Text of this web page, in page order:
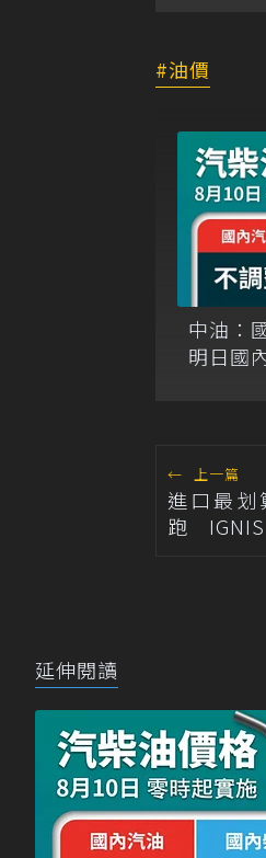
油價
中油：
明日國
← 上一篇
進口最划
跑 IGNIS
延伸閱讀